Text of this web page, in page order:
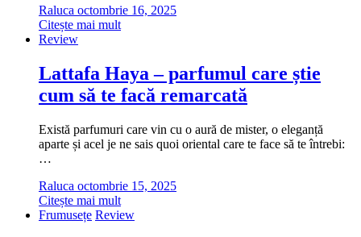
Raluca octombrie 16, 2025
Citește mai mult
Review
Lattafa Haya – parfumul care știe
cum să te facă remarcată
Există parfumuri care vin cu o aură de mister, o eleganță
aparte și acel je ne sais quoi oriental care te face să te întrebi:
…
Raluca octombrie 15, 2025
Citește mai mult
Frumusețe Review